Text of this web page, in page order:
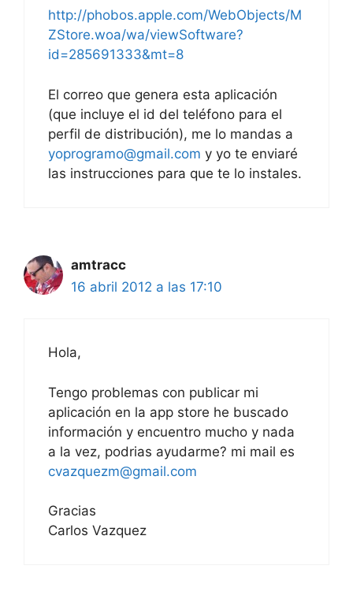
http://phobos.apple.com/WebObjects/M
ZStore.woa/wa/viewSoftware?
id=285691333&mt=8
El correo que genera esta aplicación
(que incluye el id del teléfono para el
perfil de distribución), me lo mandas a
yoprogramo@gmail.com y yo te enviaré
las instrucciones para que te lo instales.
amtracc
16 abril 2012 a las 17:10
Hola,
Tengo problemas con publicar mi
aplicación en la app store he buscado
información y encuentro mucho y nada
a la vez, podrias ayudarme? mi mail es
cvazquezm@gmail.com
Gracias
Carlos Vazquez